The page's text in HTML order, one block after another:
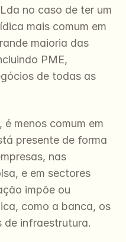
no caso de ter um
mais comum em
maioria das
PME,
de todas as
menos comum em
presente de forma
nas
e em sectores
impõe ou
como a banca, os
de infraestrutura.